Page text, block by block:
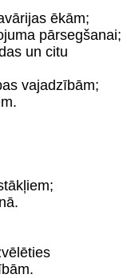
ēkām;
pārsegšanai;
un citu
vajadzībām;